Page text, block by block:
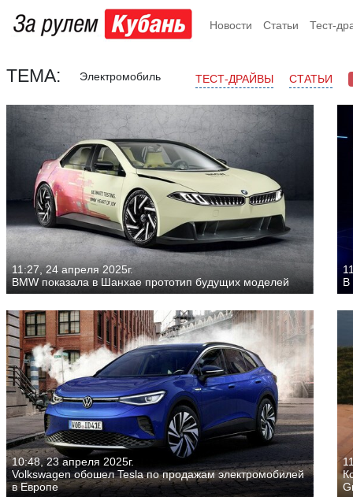
Новости Статьи Тест-
ТЕМА: Электромобиль ТЕСТ-ДРАЙВЫ СТАТЬИ
11:27, 24 апреля 2025г.
BMW показала в Шанхае прототип будущих моделей
В
10:48, 23 апреля 2025г.
Volkswagen обошел Tesla по продажам электромобилей
в Европе